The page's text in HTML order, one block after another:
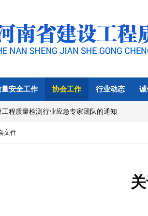
量安全工作 协会工作 行业动态 诚
程质量检测行业应急专家团队的通知
文件